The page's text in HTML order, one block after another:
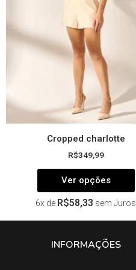
Cropped charlotte
R$349,99
Ver opções
6x de R$58,33 sem Juros
INFORMAÇÕES